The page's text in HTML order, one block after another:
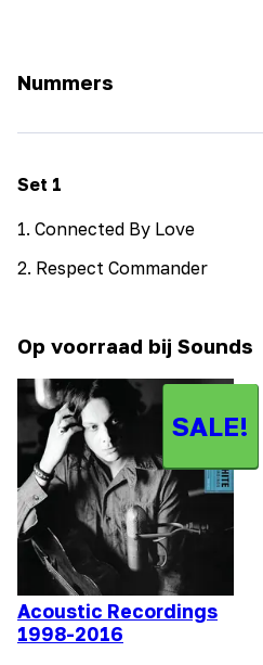
Nummers
Set 1
1. Connected By Love
2. Respect Commander
Op voorraad bij Sounds
SALE!
Acoustic Recordings
1998-2016